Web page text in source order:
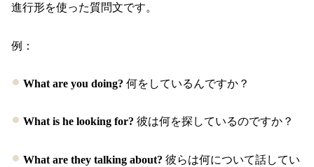
進行形を使った質問文です。
例：
What are you doing? 何をしているんですか？
What is he looking for? 彼は何を探しているのですか？
What are they talking about? 彼らは何について話してい